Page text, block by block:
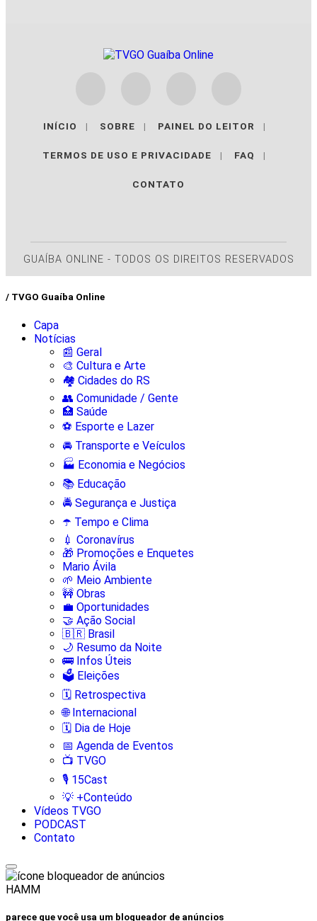
INÍCIO | SOBRE | PAINEL DO LEITOR |
TERMOS DE USO E PRIVACIDADE | FAQ |
CONTATO
GUAÍBA ONLINE - TODOS OS DIREITOS RESERVADOS
/ TVGO Guaíba Online
Capa
Notícias
📰 Geral
🎨 Cultura e Arte
🏘️ Cidades do RS
👥 Comunidade / Gente
🏥 Saúde
⚽ Esporte e Lazer
🚘 Transporte e Veículos
🏭 Economia e Negócios
📚 Educação
🚔 Segurança e Justiça
☂️ Tempo e Clima
💉 Coronavírus
🎁 Promoções e Enquetes
Mario Ávila
🌱 Meio Ambiente
🚧 Obras
💼 Oportunidades
🤝 Ação Social
🇧🇷 Brasil
🌙 Resumo da Noite
🚌 Infos Úteis
🗳️ Eleições
🗓️ Retrospectiva
🌐 Internacional
🗓️ Dia de Hoje
📅 Agenda de Eventos
📺 TVGO
🎙️ 15Cast
💡 +Conteúdo
Vídeos TVGO
PODCAST
Contato
HAMM
parece que você usa um bloqueador de anúncios